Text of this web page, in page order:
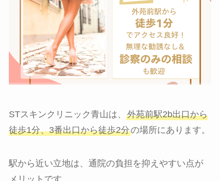
STスキンクリニック青山は、 外苑前駅2b出口から
徒歩1分、3番出口から徒歩2分の場所にあります。
駅から近い立地は、通院の負担を抑えやすい点が